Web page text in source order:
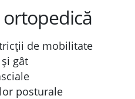
de mobilitate
gât
posturale